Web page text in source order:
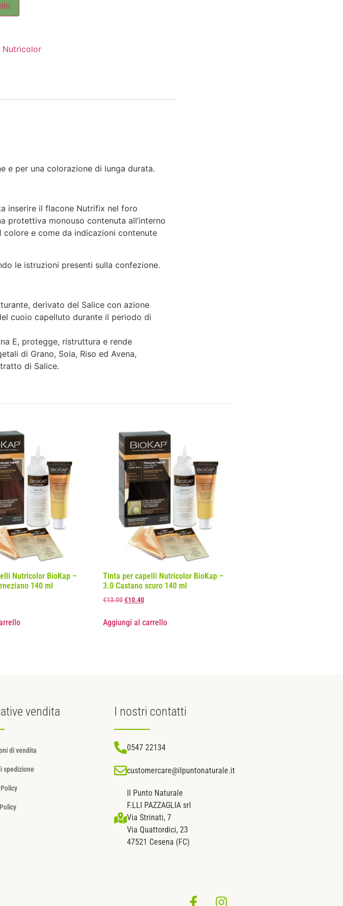
Nutricolor
e per una colorazione di lunga durata.
inserire il flacone Nutrifix nel foro
protettiva monouso contenuta all’interno
e come da indicazioni contenute
le istruzioni presenti sulla confezione.
derivato del Salice con azione
cuoio capelluto durante il periodo di
E, protegge, ristruttura e rende
di Grano, Soia, Riso ed Avena,
di Salice.
Nutricolor BioKap –
140 ml
Tinta per capelli Nutricolor BioKap –
3.0 Castano scuro 140 ml
€13.00 €10.40
Aggiungi al carrello
vendita
di vendita
spedizione
I nostri contatti
0547 22134
customercare@ilpuntonaturale.it
Il Punto Naturale
F.LLI PAZZAGLIA srl
Via Strinati, 7
Via Quattordici, 23
47521 Cesena (FC)